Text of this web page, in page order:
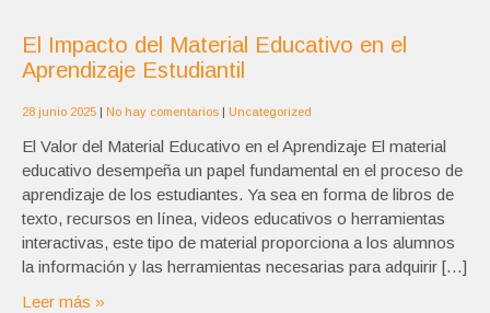
El Impacto del Material Educativo en el
Aprendizaje Estudiantil
28 junio 2025 | No hay comentarios | Uncategorized
El Valor del Material Educativo en el Aprendizaje El material
educativo desempeña un papel fundamental en el proceso de
aprendizaje de los estudiantes. Ya sea en forma de libros de
texto, recursos en línea, videos educativos o herramientas
interactivas, este tipo de material proporciona a los alumnos
la información y las herramientas necesarias para adquirir […]
Leer más »